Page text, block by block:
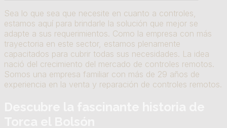
Sea lo que sea que necesite en cuanto a controles,
estamos aquí para brindarle la solución que mejor se
adapte a sus requerimientos. Como la empresa con más
trayectoria en este sector, estamos plenamente
capacitados para cubrir todas sus necesidades. La idea
nació del crecimiento del mercado de controles remotos.
Somos una empresa familiar con más de 29 años de
experiencia en la venta y reparación de controles remotos.